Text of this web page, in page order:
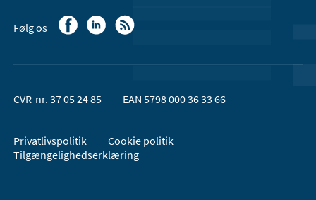
Følg os
CVR-nr. 37 05 24 85 EAN 5798 000 36 33 66
Privatlivspolitik
Cookie politik
Tilgængelighedserklæring